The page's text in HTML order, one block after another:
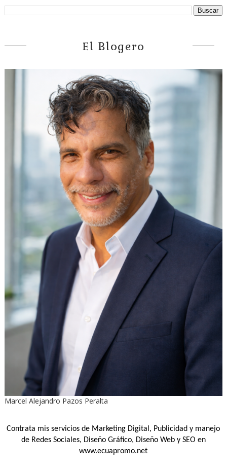
El Blogero
Marcel Alejandro Pazos Peralta
Contrata mis servicios de Marketing Digital, Publicidad y manejo
de Redes Sociales, Diseño Gráfico, Diseño Web y SEO en
www.ecuapromo.net